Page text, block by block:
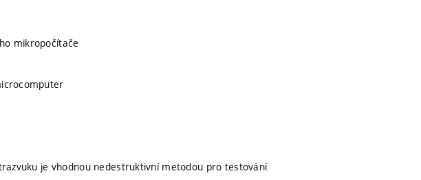
mikropočítače
je vhodnou nedestruktivní metodou pro testování